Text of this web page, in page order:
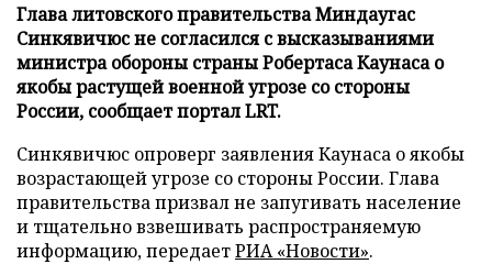
Глава литовского правительства Миндаугас
Синкявичюс не согласился с высказываниями
министра обороны страны Робертаса Каунаса о
якобы растущей военной угрозе со стороны
России, сообщает портал LRT.
Синкявичюс опроверг заявления Каунаса о якобы
возрастающей угрозе со стороны России. Глава
правительства призвал не запугивать население
и тщательно взвешивать распространяемую
информацию, передаетРИА «Новости».